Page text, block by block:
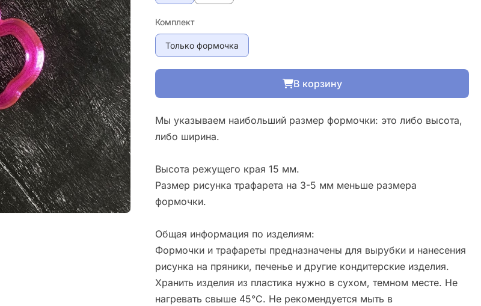
Комплект
Только формочка
В корзину
Мы указываем наибольший размер формочки: это либо высота,
либо ширина.
Высота режущего края 15 мм.
Размер рисунка трафарета на 3-5 мм меньше размера
формочки.
Общая информация по изделиям:
Формочки и трафареты предназначены для вырубки и нанесения
рисунка на пряники, печенье и другие кондитерские изделия.
Хранить изделия из пластика нужно в сухом, темном месте. Не
нагревать свыше 45°С. Не рекомендуется мыть в